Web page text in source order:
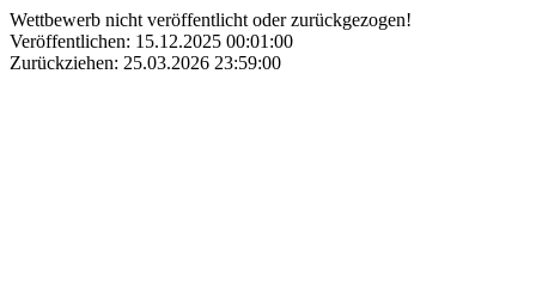
Wettbewerb nicht veröffentlicht oder zurückgezogen!
Veröffentlichen: 15.12.2025 00:01:00
Zurückziehen: 25.03.2026 23:59:00